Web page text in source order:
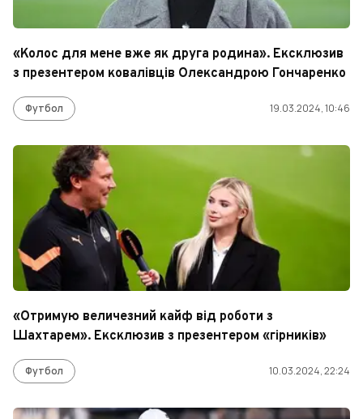
«Колос для мене вже як друга родина». Ексклюзив
з презентером ковалівців Олександрою Гончаренко
Футбол 19.03.2024, 10:46
«Отримую величезний кайф від роботи з
Шахтарем». Ексклюзив з презентером «гірників»
Футбол 10.03.2024, 22:24